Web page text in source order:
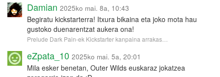
Damian 2025ko mai. 8a, 10:43
Begiratu kickstarterra! Itxura bikaina eta joko mota hau
gustoko duenarentzat aukera ona!
Prelude Dark Pain-ek Kickstarter kanpaina arrakas…
eZpata_10 2025ko mai. 5a, 20:01
Mila esker benetan, Outer Wilds euskaraz jokatzea